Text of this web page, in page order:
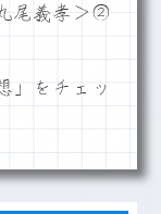
尾義孝＞②
」をチェッ